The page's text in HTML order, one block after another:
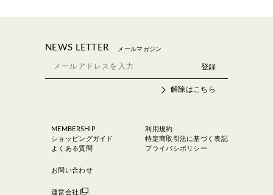
NEWS LETTER メールマガジン
解除はこちら
MEMBERSHIP
ショッピングガイド
よくある質問
お問い合わせ
運営会社
利用規約
特定商取引法に基づく表記
プライバシポリシー